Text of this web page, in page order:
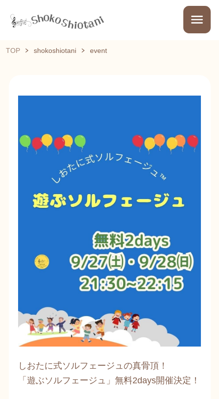
TOP shokoshiotani event
しおたに式ソルフェージュの真骨頂！
​「遊ぶソルフェージュ」無料2days開催決定！